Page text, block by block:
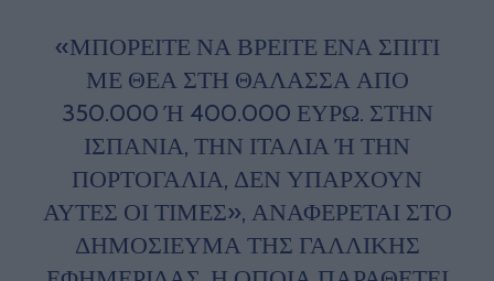
«ΜΠΟΡΕΊΤΕ ΝΑ ΒΡΕΊΤΕ ΈΝΑ ΣΠΊΤΙ
ΜΕ ΘΈΑ ΣΤΗ ΘΆΛΑΣΣΑ ΑΠΌ
350.000 Ή 400.000 ΕΥΡΏ. ΣΤΗΝ Ι
ΣΠΑΝΊΑ, ΤΗΝ ΙΤΑΛΊΑ Ή ΤΗΝ ΠΟ
ΡΤΟΓΑΛΊΑ, ΔΕΝ ΥΠΆΡΧΟΥΝ ΑΥ
ΤΈΣ ΟΙ ΤΙΜΈΣ», ΑΝΑΦΈΡΕΤΑΙ ΣΤΟ ΔΗ
ΜΟΣΊΕΥΜΑ ΤΗΣ ΓΑΛΛΙΚΉΣ ΕΦ